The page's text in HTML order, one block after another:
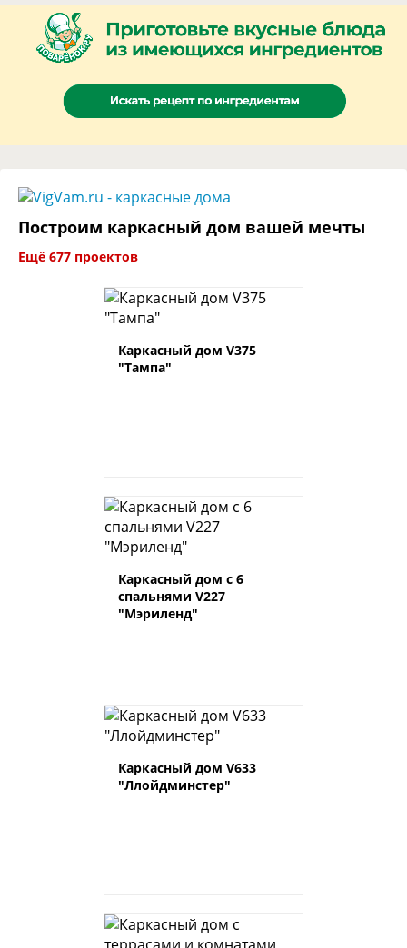
Построим каркасный дом вашей мечты
Ещё 677 проектов
Каркасный дом V375
"Тампа"
Каркасный дом с 6
спальнями V227
"Мэриленд"
Каркасный дом V633
"Ллойдминстер"